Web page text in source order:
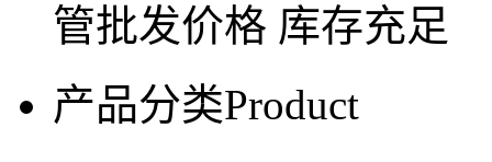
管批发价格 库存充足
产品分类Product